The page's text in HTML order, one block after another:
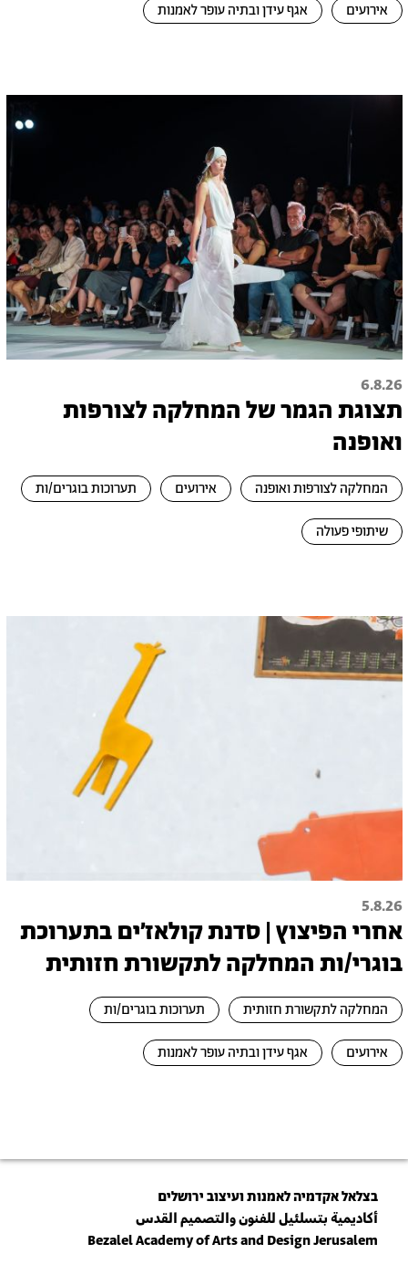
אירועים אגף עידן ובתיה עופר לאמנות
6.8.26
תצוגת הגמר של המחלקה לצורפות
ואופנה
המחלקה לצורפות ואופנה אירועים תערוכות בוגרים/ות
שיתופי פעולה
5.8.26
אחרי הפיצוץ | סדנת קולאז׳ים בתערוכת
בוגרי/ות המחלקה לתקשורת חזותית
המחלקה לתקשורת חזותית תערוכות בוגרים/ות
אירועים אגף עידן ובתיה עופר לאמנות
בצלאל אקדמיה לאמנות ועיצוב ירושלים
أكاديمية بتسلئيل للفنون والتصميم القدس
Bezalel Academy of Arts and Design Jerusalem